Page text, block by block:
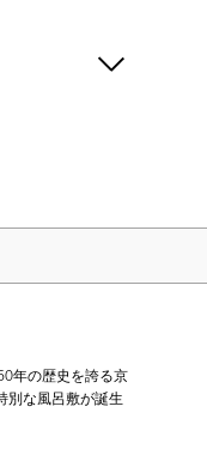
年の歴史を誇る京
別な風呂敷が誕生